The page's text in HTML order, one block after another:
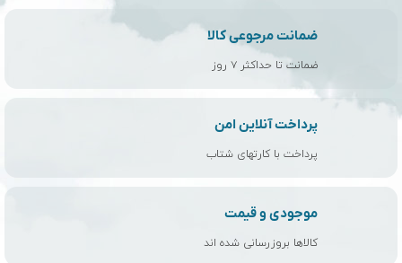
ضمانت مرجوعی کالا
ضمانت تا حداکثر ۷ روز
پرداخت آنلاین امن
پرداخت با کارتهای شتاب
موجودی و قیمت
کالاها بروزرسانی شده اند